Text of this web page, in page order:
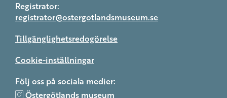
Registrator:
registrator@ostergotlandsmuseum.se
Tillgänglighetsredogörelse
Cookie-inställningar
Följ oss på sociala medier:
Östergötlands museum